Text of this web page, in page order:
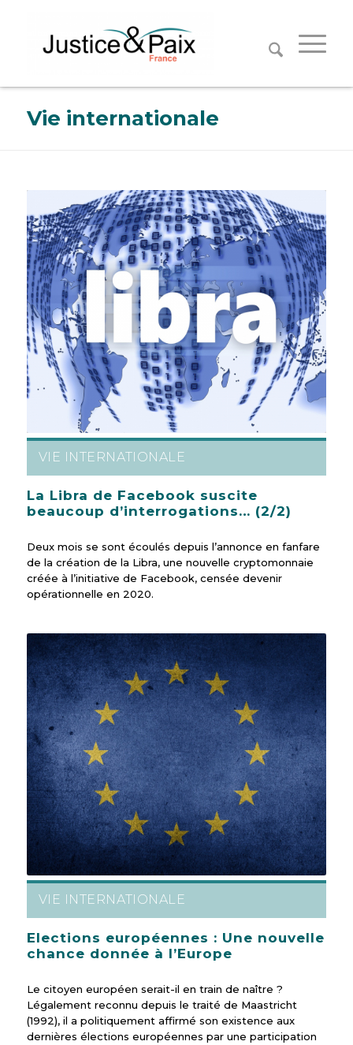
Vie internationale
VIE INTERNATIONALE
La Libra de Facebook suscite
beaucoup d’interrogations… (2/2)
Deux mois se sont écoulés depuis l’annonce en fanfare
de la création de la Libra, une nouvelle cryptomonnaie
créée à l’initiative de Facebook, censée devenir
opérationnelle en 2020.
VIE INTERNATIONALE
Elections européennes : Une nouvelle
chance donnée à l’Europe
Le citoyen européen serait-il en train de naître ?
Légalement reconnu depuis le traité de Maastricht
(1992), il a politiquement affirmé son existence aux
dernières élections européennes par une participation